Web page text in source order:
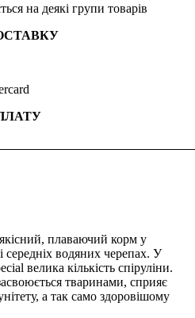
деякі групи товарів
плаваючий корм у
середніх водяних черепах. У
велика кількість спіруліни.
тваринами, сприяє
а так само здоровішому